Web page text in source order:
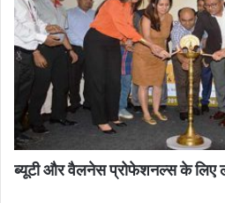
ब्यूटी और वैलनेस प्रोफेशनल्स के लिए